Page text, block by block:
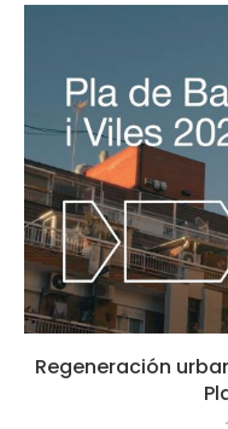
Regeneración